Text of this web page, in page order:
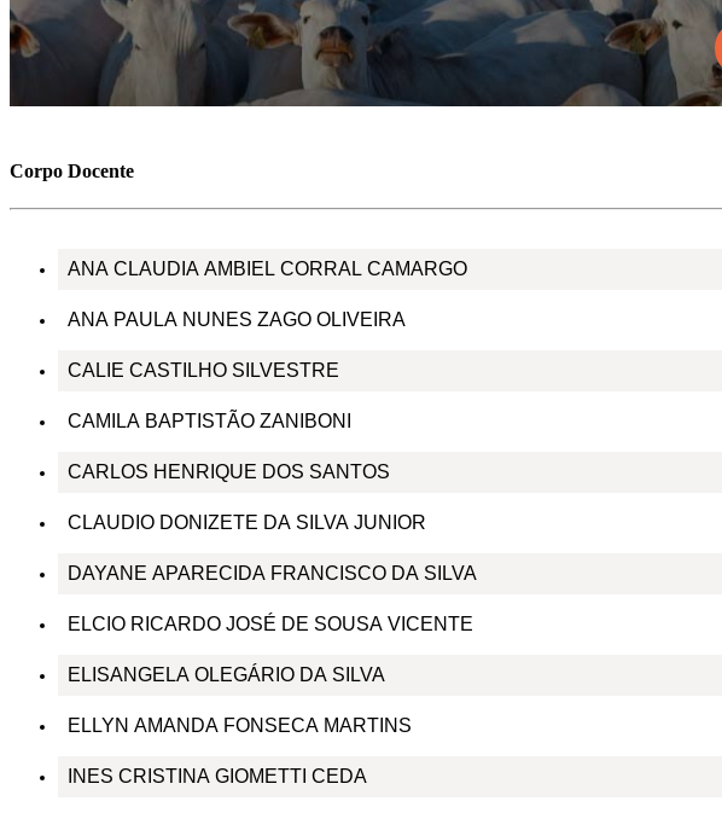
Corpo Docente
ANA CLAUDIA AMBIEL CORRAL CAMARGO
ANA PAULA NUNES ZAGO OLIVEIRA
CALIE CASTILHO SILVESTRE
CAMILA BAPTISTÃO ZANIBONI
CARLOS HENRIQUE DOS SANTOS
CLAUDIO DONIZETE DA SILVA JUNIOR
DAYANE APARECIDA FRANCISCO DA SILVA
ELCIO RICARDO JOSÉ DE SOUSA VICENTE
ELISANGELA OLEGÁRIO DA SILVA
ELLYN AMANDA FONSECA MARTINS
INES CRISTINA GIOMETTI CEDA